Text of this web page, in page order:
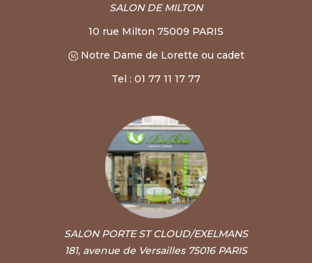
SALON DE MILTON
10 rue Milton 75009 PARIS
Notre Dame de Lorette ou cadet
Tel : 01 77 11 17 77
SALON PORTE ST CLOUD/EXELMANS
181, avenue de Versailles 75016 PARIS